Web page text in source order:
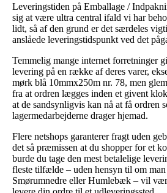
Leveringstiden på Emballage /
sig at være ultra central ifald vi har
lidt, så af den grund er det særdeles
anslåede leveringstidspunkt ved det
Temmelig mange internet forretninger
levering på en række af deres varer,
mørk blå 10mmx250m nr. 78, men
fra at ordren lægges inden et givent
at de sandsynligvis kan nå at få ordren
lagermedarbejderne drager hjemad.
Flere netshops garanterer fragt uden
det så præmissen at du shopper for et
burde du tage den mest betalelige
fleste tilfælde – uden hensyn til om
Smørumnedre eller Humlebæk – vil